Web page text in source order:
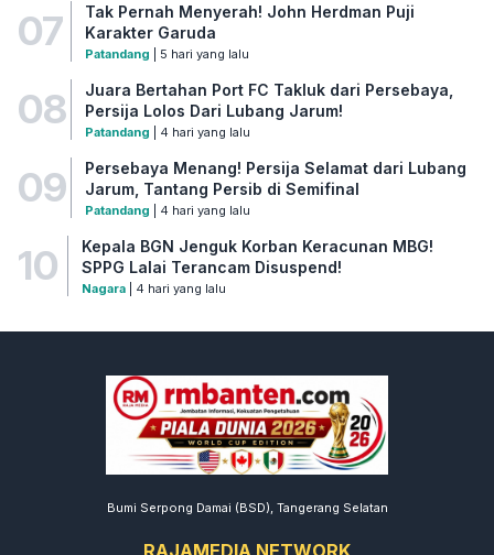
07
Tak Pernah Menyerah! John Herdman Puji
Karakter Garuda
Patandang | 5 hari yang lalu
08
Juara Bertahan Port FC Takluk dari Persebaya,
Persija Lolos Dari Lubang Jarum!
Patandang | 4 hari yang lalu
09
Persebaya Menang! Persija Selamat dari Lubang
Jarum, Tantang Persib di Semifinal
Patandang | 4 hari yang lalu
10
Kepala BGN Jenguk Korban Keracunan MBG!
SPPG Lalai Terancam Disuspend!
Nagara| 4 hari yang lalu
Bumi Serpong Damai (BSD), Tangerang Selatan